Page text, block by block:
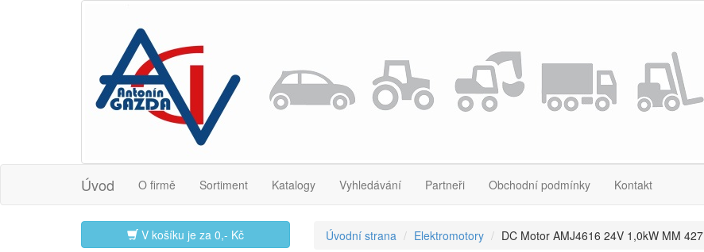
Úvod O firmě Sortiment Katalogy Vyhledávání Partneři Obchodní podmínky Kontakt
V košíku je za 0,- Kč Úvodní strana Elektromotory DC Motor AMJ4616 24V 1,0kW MM 427